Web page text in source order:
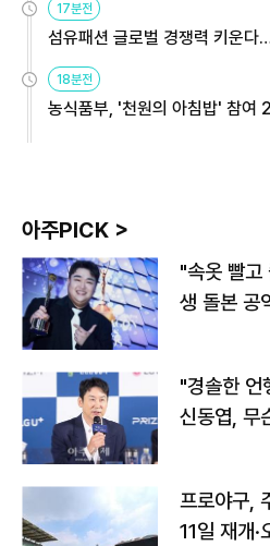
17분전
섬유패션 글로벌 경쟁력 키운
원
18분전
농식품부, '천원의 아침밥' 참여
아주PICK >
"속옷 빨고
생 돌본 공
"경솔한 언
신동엽, 무
프로야구,
11일 재개